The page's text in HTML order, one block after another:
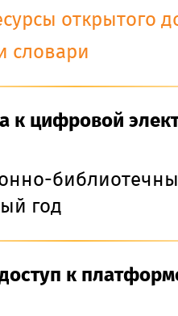
открытого
словари
к цифровой
год
к